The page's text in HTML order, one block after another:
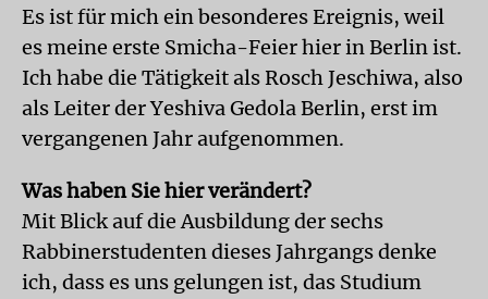
Es ist für mich ein besonderes Ereignis, weil
es meine erste Smicha-Feier hier in Berlin ist.
Ich habe die Tätigkeit als Rosch Jeschiwa, also
als Leiter der Yeshiva Gedola Berlin, erst im
vergangenen Jahr aufgenommen.
Was haben Sie hier verändert?
Mit Blick auf die Ausbildung der sechs
Rabbinerstudenten dieses Jahrgangs denke
ich, dass es uns gelungen ist, das Studium